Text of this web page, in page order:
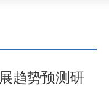
趋势预测研